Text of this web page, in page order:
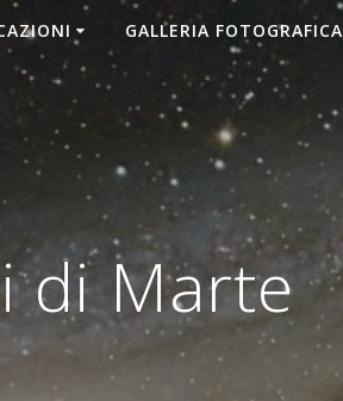
GALLERIA FOTOGRAFICA
di Marte